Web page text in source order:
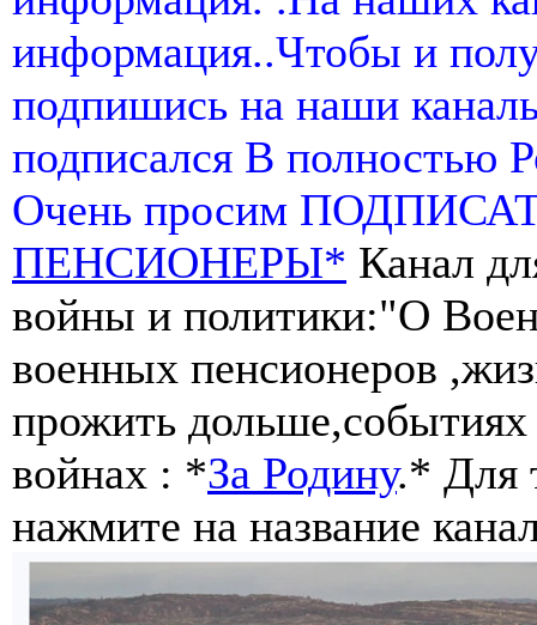
информация..Чтобы и
подпишись на наши
подписался В полностью
Очень просим
ПЕНСИОНЕРЫ* Канал
войны и политики:"О
военных пенсионеров
прожить
войнах : *За Родину.* Для
нажмите на название